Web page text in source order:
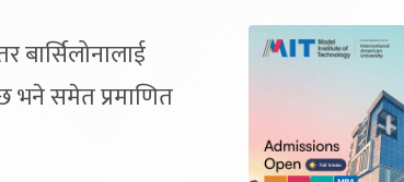
भने समेत प्रमाणित